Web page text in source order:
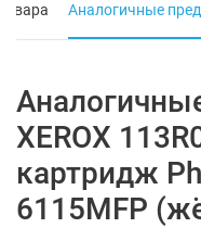
Аналогичные
XEROX
картридж
6115MFP